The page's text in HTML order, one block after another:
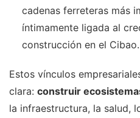
cadenas ferreteras más
íntimamente ligada al
construcción en el Cibao.
Estos vínculos
clara: construir
la infraestructura, la salud,